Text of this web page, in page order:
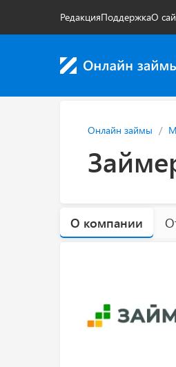
РедакцияПоддержкаО
Онлайн займы
О компании